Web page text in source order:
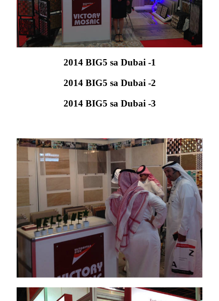
2014 BIG5 sa Dubai -1
2014 BIG5 sa Dubai -2
2014 BIG5 sa Dubai -3